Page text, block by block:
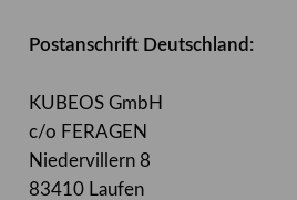
Postanschrift Deutschland:
KUBEOS GmbH
c/o FERAGEN
Niedervillern 8
83410 Laufen